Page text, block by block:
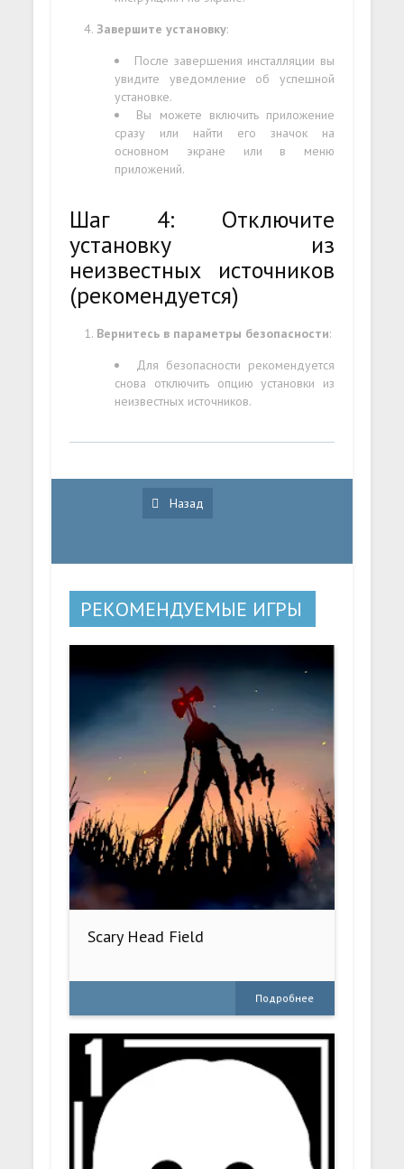
Завершите установку:
После завершения инсталляции вы
увидите уведомление об успешной
установке.
Вы можете включить приложение
сразу или найти его значок на
основном экране или в меню
приложений.
Шаг 4: Отключите
установку из
неизвестных источников
(рекомендуется)
Вернитесь в параметры безопасности:
Для безопасности рекомендуется
снова отключить опцию установки из
неизвестных источников.
Назад
РЕКОМЕНДУЕМЫЕ ИГРЫ
Scary Head Field
Подробнее